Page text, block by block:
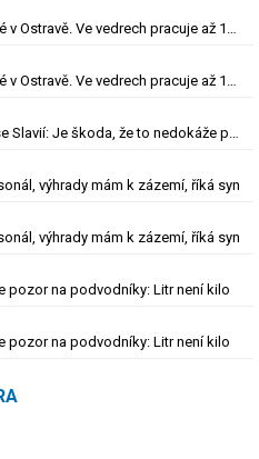
VIDEO: Rekordní nasazení na Rudné v Ostravě. Ve vedrech pracuje až 120 silničářů
VIDEO: Rekordní nasazení na Rudné v Ostravě. Ve vedrech pracuje až 120 silničářů
Pardubický Boledovič vyhlíží střet se Slavií: Je škoda, že to nedokáže postavit na mladých
výhrady mám k zázemí, říká syn
výhrady mám k zázemí, říká syn
pozor na podvodníky: Litr není kilo
pozor na podvodníky: Litr není kilo